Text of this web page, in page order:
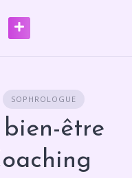
SOPHROLOGUE
être